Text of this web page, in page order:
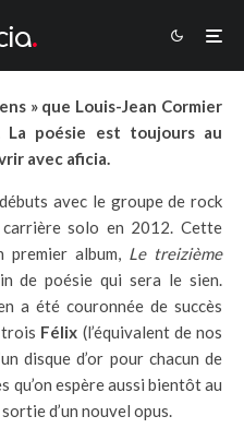
» que Louis-Jean Cormier
La poésie est toujours au
avec aficia.
avec le groupe de rock
carrière solo en 2012. Cette
album, Le treizième
de poésie qui sera le sien.
a été couronnée de succès
trois Félix (l’équivalent de nos
disque d’or pour chacun de
qu’on espère aussi bientôt au
d’un nouvel opus.